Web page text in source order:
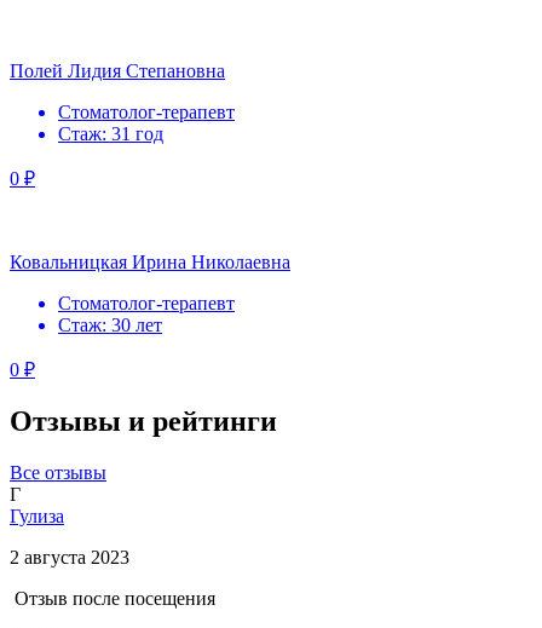
Полей Лидия Степановна
Стоматолог-терапевт
Стаж: 31 год
0 ₽
Ковальницкая Ирина Николаевна
Стоматолог-терапевт
Стаж: 30 лет
0 ₽
Отзывы и рейтинги
Все отзывы
Г
Гулиза
2 августа 2023
Отзыв после посещения